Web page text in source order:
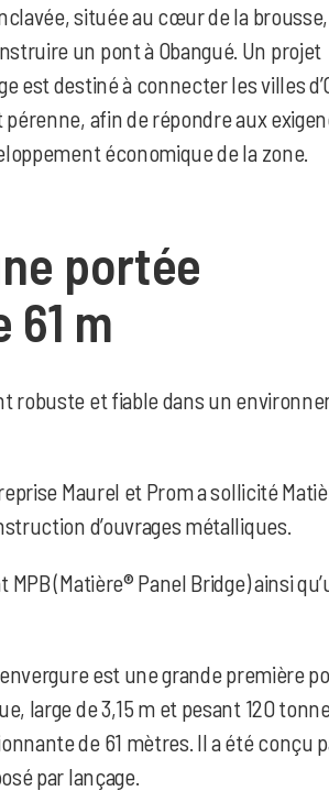
située au cœur de la
un pont à Obangué. Un projet
est destiné à connecter les villes
afin de répondre aux
économique de la zone.
portée
m
robuste et fiable dans un
Maurel et Prom a sollicité
d’ouvrages métalliques.
(Matière® Panel Bridge) ainsi
est une grande première
large de 3,15 m et pesant 120
de 61 mètres. Il a été conçu
par lançage.